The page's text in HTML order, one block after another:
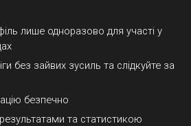
лише одноразово для участі у
без зайвих зусиль та слідкуйте за
безпечно
та статистикою